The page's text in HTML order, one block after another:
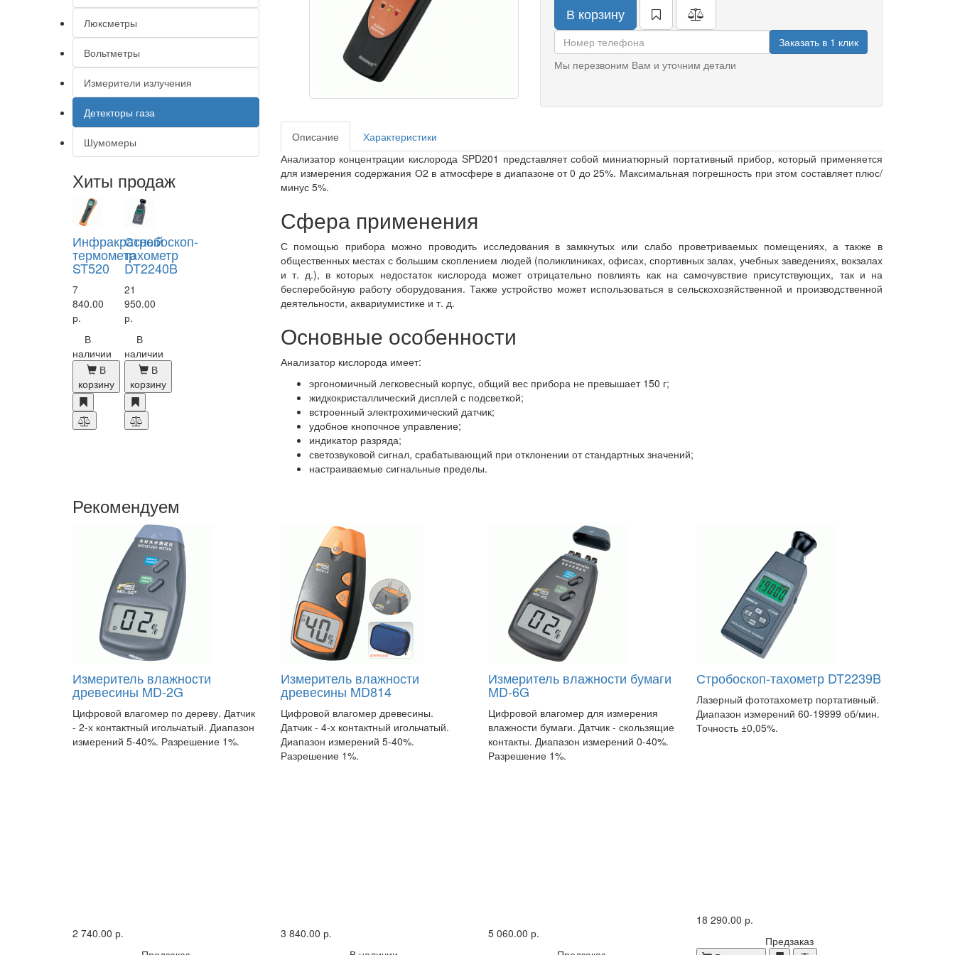
Люксметры
Вольтметры
Измерители излучения
Детекторы газа
Шумомеры
Хиты продаж
Инфракрасный
термометр
ST520
7
840.00
р.
В
наличии
В
корзину
Стробоскоп-
тахометр
DT2240B
21
950.00
р.
В
наличии
В
корзину
В корзину
Заказать в 1 клик
Мы перезвоним Вам и уточним детали
Описание
Характеристики
Анализатор концентрации кислорода SPD201 представляет собой миниатюрный портативный прибор, который применяется
для измерения содержания О2 в атмосфере в диапазоне от 0 до 25%. Максимальная погрешность при этом составляет плюс/
минус 5%.
Сфера применения
С помощью прибора можно проводить исследования в замкнутых или слабо проветриваемых помещениях, а также в
общественных местах с большим скоплением людей (поликлиниках, офисах, спортивных залах, учебных заведениях, вокзалах
и т. д.), в которых недостаток кислорода может отрицательно повлиять как на самочувствие присутствующих, так и на
бесперебойную работу оборудования. Также устройство может использоваться в сельскохозяйственной и производственной
деятельности, аквариумистике и т. д.
Основные особенности
Анализатор кислорода имеет:
эргономичный легковесный корпус, общий вес прибора не превышает 150 г;
жидкокристаллический дисплей с подсветкой;
встроенный электрохимический датчик;
удобное кнопочное управление;
индикатор разряда;
светозвуковой сигнал, срабатывающий при отклонении от стандартных значений;
настраиваемые сигнальные пределы.
Рекомендуем
Измеритель влажности
древесины MD-2G
Цифровой влагомер по дереву. Датчик
- 2-х контактный игольчатый. Диапазон
измерений 5-40%. Разрешение 1%.
2 740.00 р.
Измеритель влажности
древесины MD814
Цифровой влагомер древесины.
Датчик - 4-х контактный игольчатый.
Диапазон измерений 5-40%.
Разрешение 1%.
3 840.00 р.
Измеритель влажности бумаги
MD-6G
Цифровой влагомер для измерения
влажности бумаги. Датчик - скользящие
контакты. Диапазон измерений 0-40%.
Разрешение 1%.
5 060.00 р.
Стробоскоп-тахометр DT2239B
Лазерный фототахометр портативный.
Диапазон измерений 60-19999 об/мин.
Точность ±0,05%.
18 290.00 р.
Предзаказ